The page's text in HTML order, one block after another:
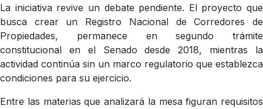
La iniciativa revive un debate pendiente. El proyecto que
busca crear un Registro Nacional de Corredores de
Propiedades, permanece en segundo trámite
constitucional en el Senado desde 2018, mientras la
actividad continúa sin un marco regulatorio que establezca
condiciones para su ejercicio.
Entre las materias que analizará la mesa figuran requisitos